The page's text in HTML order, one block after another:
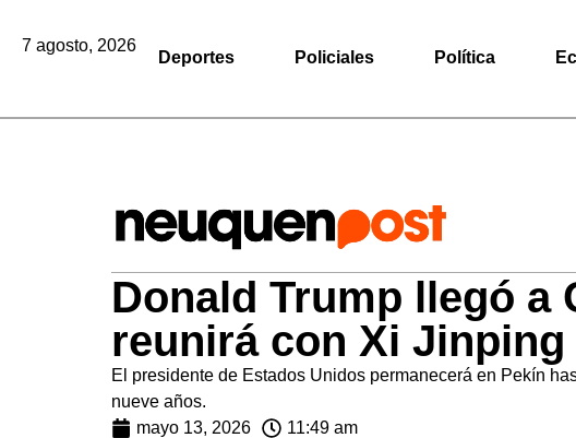
7 agosto, 2026
Deportes Policiales Política
Donald Trump llegó a
reunirá con Xi Jinping
El presidente de Estados Unidos permanecerá en Pekín
nueve años.
mayo 13, 2026
11:49 am